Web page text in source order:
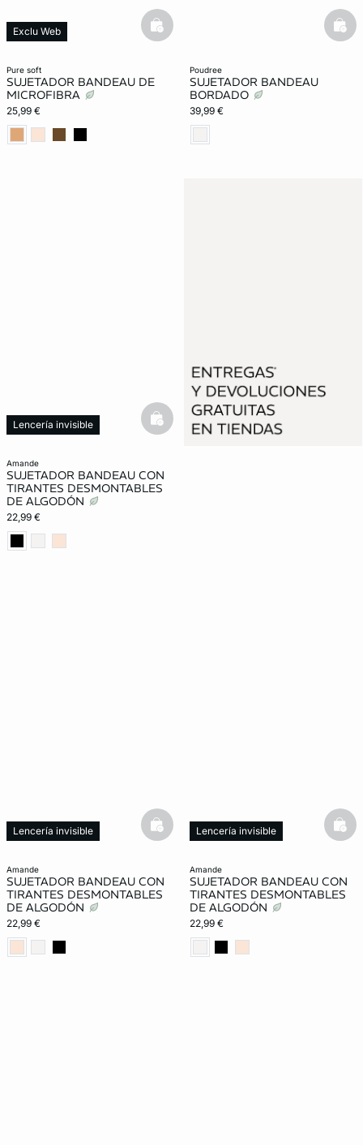
pure soft
SUJETADOR BANDEAU DE
MICROFIBRA
25,99 €
Exclu Web
New in
basketfull
poudree
SUJETADOR BANDEAU
BORDADO
39,99 €
amande
SUJETADOR BANDEAU CON
TIRANTES DESMONTABLES
DE ALGODÓN
22,99 €
Lencería invisible basketfull
amande
SUJETADOR BANDEAU CON
TIRANTES DESMONTABLES
DE ALGODÓN
22,99 €
Lencería invisible basketfull
amande
SUJETADOR BANDEAU CON
TIRANTES DESMONTABLES
DE ALGODÓN
22,99 €
Lencería invisible